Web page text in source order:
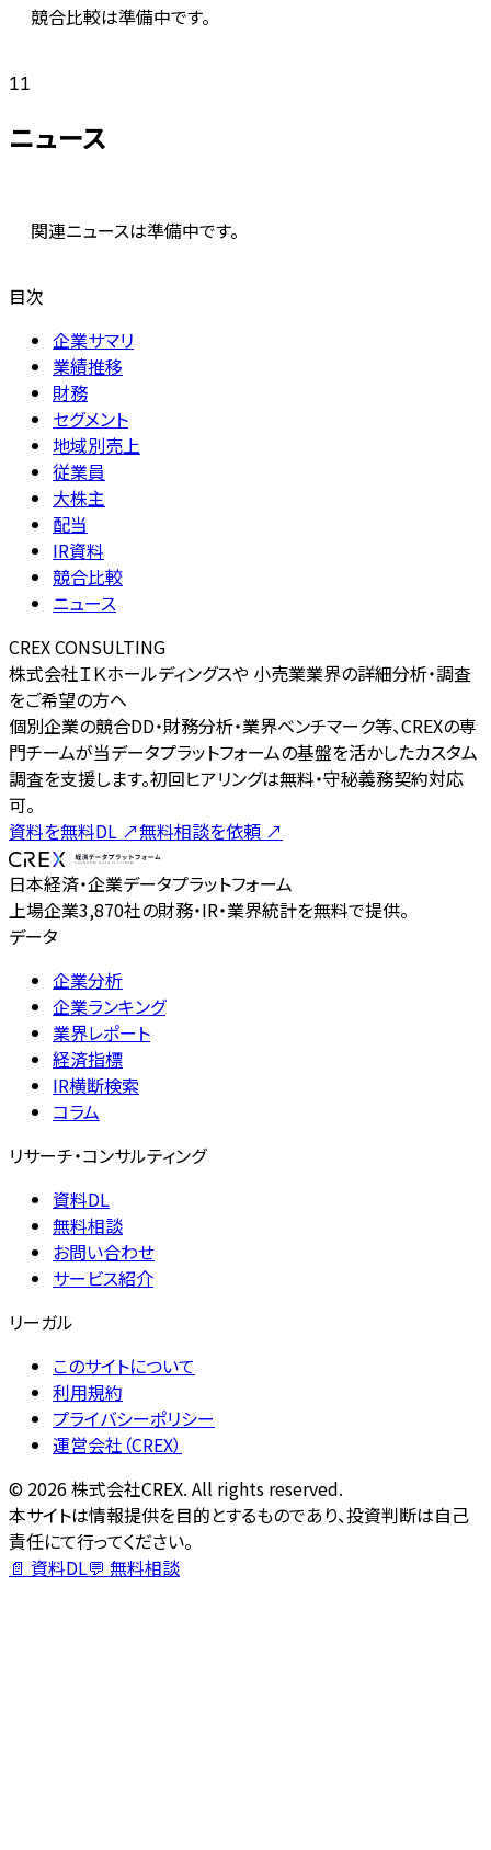
競合比較は準備中です。
11
ニュース
関連ニュースは準備中です。
目次
企業サマリ
業績推移
財務
セグメント
地域別売上
従業員
大株主
配当
IR資料
競合比較
ニュース
CREX CONSULTING
株式会社ＩＫホールディングスや 小売業業界の詳細分析・調査
をご希望の方へ
個別企業の競合DD・財務分析・業界ベンチマーク等、CREXの専
門チームが当データプラットフォームの基盤を活かしたカスタム
調査を支援します。初回ヒアリングは無料・守秘義務契約対応
可。
資料を無料DL ↗無料相談を依頼 ↗
日本経済・企業データプラットフォーム
上場企業3,870社の財務・IR・業界統計を無料で提供。
データ
企業分析
企業ランキング
業界レポート
経済指標
IR横断検索
コラム
リサーチ・コンサルティング
資料DL
無料相談
お問い合わせ
サービス紹介
リーガル
このサイトについて
利用規約
プライバシーポリシー
運営会社（CREX）
© 2026株式会社CREX. All rights reserved.
本サイトは情報提供を目的とするものであり、投資判断は自己
責任にて行ってください。
📄 資料DL💬 無料相談